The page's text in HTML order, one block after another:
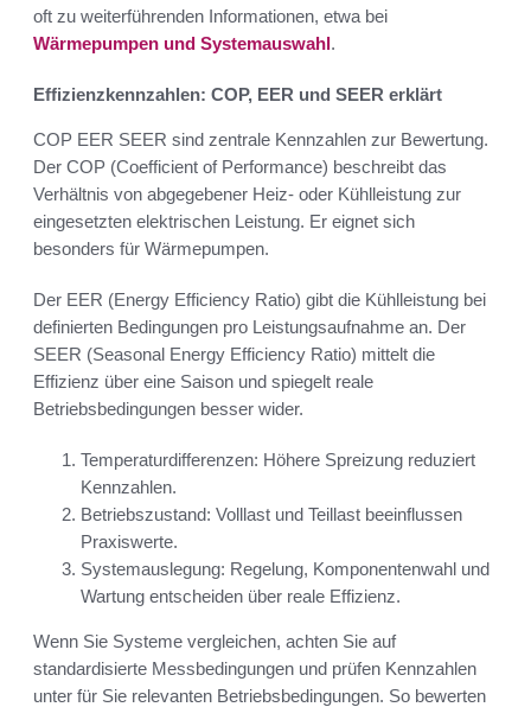
oft zu weiterführenden Informationen, etwa bei
Wärmepumpen und Systemauswahl.
Effizienzkennzahlen: COP, EER und SEER erklärt
COP EER SEER sind zentrale Kennzahlen zur Bewertung.
Der COP (Coefficient of Performance) beschreibt das
Verhältnis von abgegebener Heiz- oder Kühlleistung zur
eingesetzten elektrischen Leistung. Er eignet sich
besonders für Wärmepumpen.
Der EER (Energy Efficiency Ratio) gibt die Kühlleistung bei
definierten Bedingungen pro Leistungsaufnahme an. Der
SEER (Seasonal Energy Efficiency Ratio) mittelt die
Effizienz über eine Saison und spiegelt reale
Betriebsbedingungen besser wider.
Temperaturdifferenzen: Höhere Spreizung reduziert
Kennzahlen.
Betriebszustand: Volllast und Teillast beeinflussen
Praxiswerte.
Systemauslegung: Regelung, Komponentenwahl und
Wartung entscheiden über reale Effizienz.
Wenn Sie Systeme vergleichen, achten Sie auf
standardisierte Messbedingungen und prüfen Kennzahlen
unter für Sie relevanten Betriebsbedingungen. So bewerten